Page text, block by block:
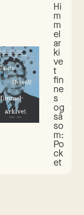
Hi
m
m
el
ar
ki
ve
t
fin
ne
s
og
så
so
m:
Po
ck
et